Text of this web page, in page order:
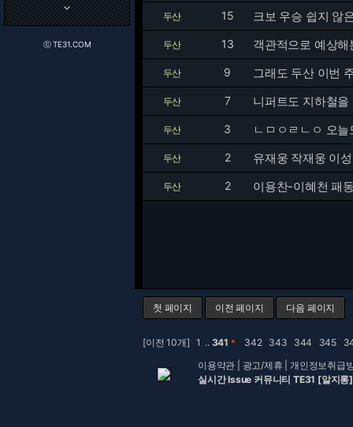
keyboard_arrow_down
ⓒ TE31.COM
두산 15 크보 우승 쉽지 않
두산 13 객관적으로 예상
두산 9 그래도 두산 이번
두산 7 니퍼트도 지하철
두산 3 ㄴㅁㅇㄹㄴㅇ 오
두산 2 유재웅 작재웅 이
두산 2 이용찬-이혜천 패
첫 페이지 이전 페이지 다음 페이지
[이전 10개] 1 .. 341 ＊ 342 343 344 345
이용약관
광고/제휴 |개인정보취급
실시간 Issue 커뮤니티 TE31 [알지